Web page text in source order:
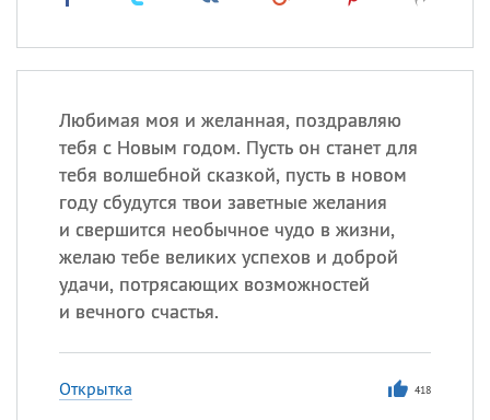
Любимая моя и желанная, поздравляю
тебя с Новым годом. Пусть он станет для
тебя волшебной сказкой, пусть в новом
году сбудутся твои заветные желания
и свершится необычное чудо в жизни,
желаю тебе великих успехов и доброй
удачи, потрясающих возможностей
и вечного счастья.
Открытка 418
Анна